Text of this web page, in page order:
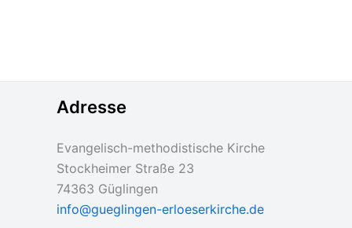
Adresse
Evangelisch-methodistische Kirche
Stockheimer Straße 23
74363 Güglingen
info@gueglingen-erloeserkirche.de